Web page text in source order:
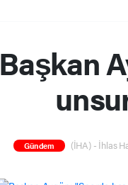
Başkan
Gündem (İHA) - İhlas